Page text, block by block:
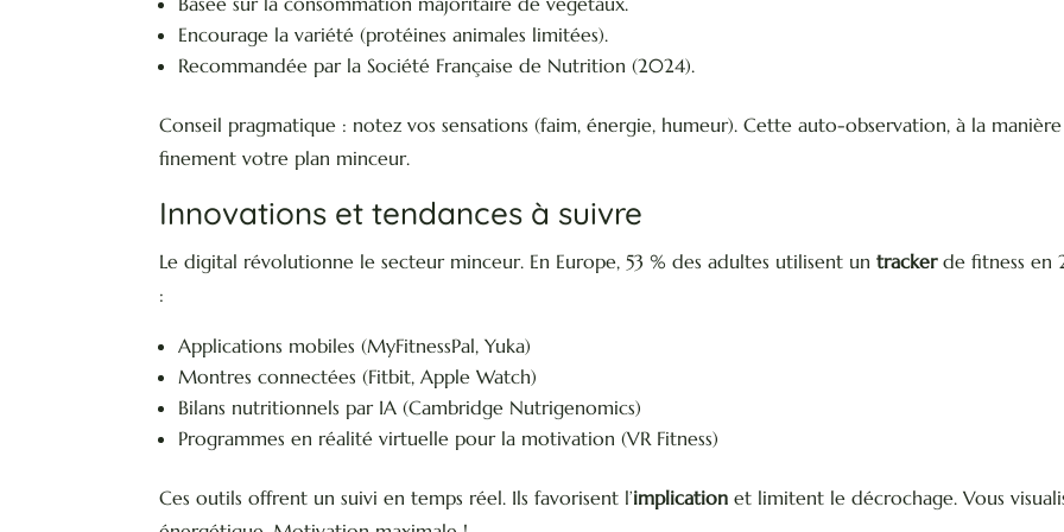
Encourage la variété (protéines animales limitées).
Recommandée par la Société Française de Nutrition (2024).
Conseil pragmatique : notez vos sensations (faim, énergie, humeur). Cette auto-observation, à la
finement votre plan minceur.
Innovations et tendances à suivre
Le digital révolutionne le secteur minceur. En Europe, 53 % des adultes utilisent untrackerde fitness en
:
Applications mobiles (MyFitnessPal, Yuka)
Montres connectées (Fitbit, Apple Watch)
Bilans nutritionnels par IA (Cambridge Nutrigenomics)
Programmes en réalité virtuelle pour la motivation (VR Fitness)
Ces outils offrent un suivi en temps réel. Ils favorisent l’implication et limitent le décrochage. Vous